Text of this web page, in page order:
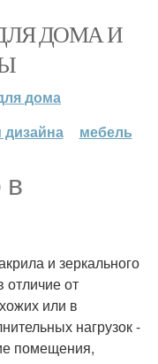
ДОМА И
дома
дизайна мебель
в
и зеркального
отличие от
или в
нагрузок -
помещения,